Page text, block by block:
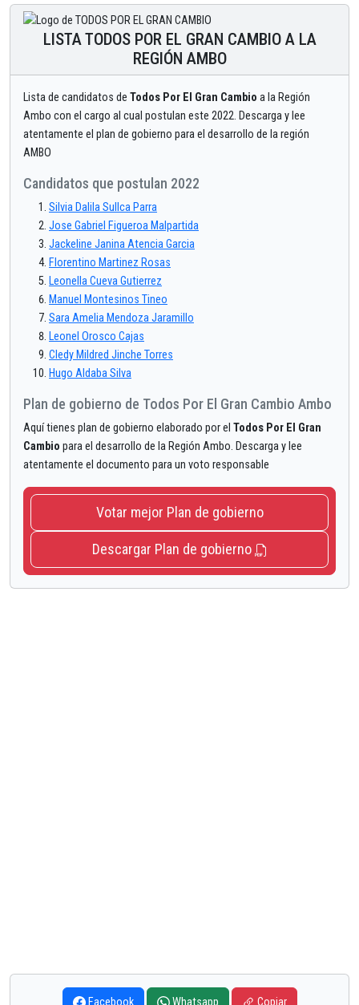
LISTA TODOS POR EL GRAN CAMBIO A LA
REGIÓN AMBO
Lista de candidatos de Todos Por El Gran Cambio a la Región
Ambo con el cargo al cual postulan este 2022. Descarga y lee
atentamente el plan de gobierno para el desarrollo de la región
AMBO
Candidatos que postulan 2022
Silvia Dalila Sullca Parra
Jose Gabriel Figueroa Malpartida
Jackeline Janina Atencia Garcia
Florentino Martinez Rosas
Leonella Cueva Gutierrez
Manuel Montesinos Tineo
Sara Amelia Mendoza Jaramillo
Leonel Orosco Cajas
Cledy Mildred Jinche Torres
Hugo Aldaba Silva
Plan de gobierno de Todos Por El Gran Cambio Ambo
Aquí tienes plan de gobierno elaborado por el Todos Por El Gran
Cambio para el desarrollo de la Región Ambo. Descarga y lee
atentamente el documento para un voto responsable
Votar mejor Plan de gobierno
Descargar Plan de gobierno